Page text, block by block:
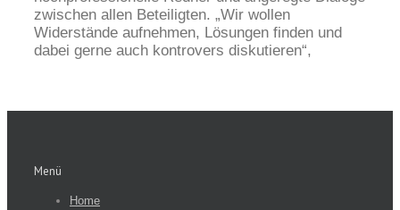
zwischen allen Beteiligten. „Wir wollen
Widerstände aufnehmen, Lösungen finden und
dabei gerne auch kontrovers diskutieren“,
Menü
Home